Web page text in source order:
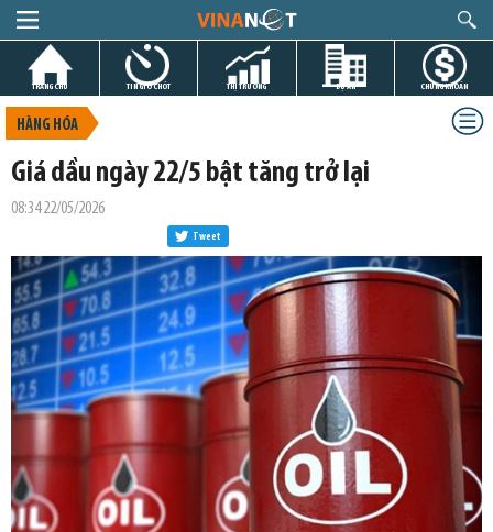
TRANG CHỦ TIN GIỜ CHÓT THỊ TRƯỜNG DỰ ÁN CHỨNG KHOÁN
HÀNG HÓA
Giá dầu ngày 22/5 bật tăng trở lại
08:34 22/05/2026
Tweet